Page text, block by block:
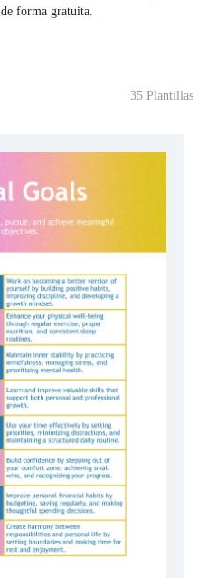
forma gratuita.
35 Plantillas